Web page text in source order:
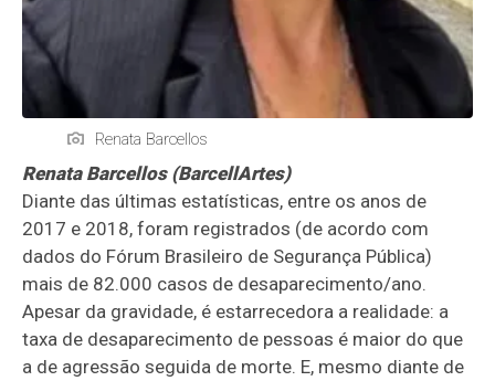
Renata Barcellos
Renata Barcellos (BarcellArtes)
Diante das últimas estatísticas, entre os anos de
2017 e 2018, foram registrados (de acordo com
dados do Fórum Brasileiro de Segurança Pública)
mais de 82.000 casos de desaparecimento/ano.
Apesar da gravidade, é estarrecedora a realidade: a
taxa de desaparecimento de pessoas é maior do que
a de agressão seguida de morte. E, mesmo diante de